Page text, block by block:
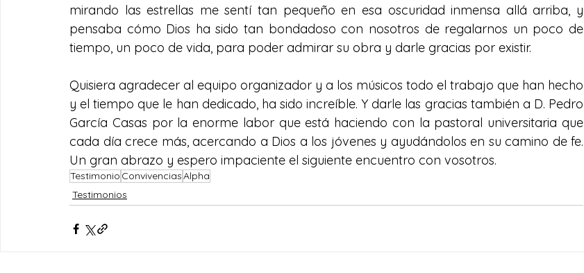
mirando las estrellas me sentí tan pequeño en esa oscuridad inmensa allá arriba, y
pensaba cómo Dios ha sido tan bondadoso con nosotros de regalarnos un poco de
tiempo, un poco de vida, para poder admirar su obra y darle gracias por existir.
Quisiera agradecer al equipo organizador y a los músicos todo el trabajo que han hecho
y el tiempo que le han dedicado, ha sido increíble. Y darle las gracias también a D. Pedro
García Casas por la enorme labor que está haciendo con la pastoral universitaria que
cada día crece más, acercando a Dios a los jóvenes y ayudándolos en su camino de fe.
Un gran abrazo y espero impaciente el siguiente encuentro con vosotros.
Testimonio ConvivenciasAlpha
Testimonios